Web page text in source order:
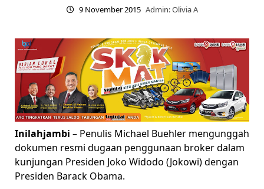
9 November 2015 Admin: Olivia A
Inilahjambi – Penulis Michael Buehler mengunggah
dokumen resmi dugaan penggunaan broker dalam
kunjungan Presiden Joko Widodo (Jokowi) dengan
Presiden Barack Obama.